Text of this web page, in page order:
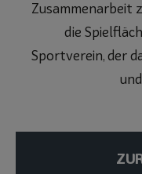
Zusammenarbeit
die
Sportverein, der